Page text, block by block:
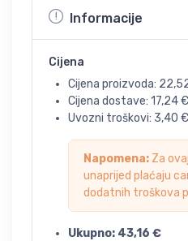
Informacije
Cijena
Cijena proizvoda:
Cijena dostave: 17,24€
Uvozni troškovi: 3,40 €
Napomena: Za
unaprijed plaćaju
dodatnih troškova
Ukupno: 43,16 €